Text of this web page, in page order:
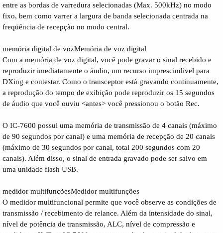
entre as bordas de varredura selecionadas (Max. 500kHz) no modo
fixo, bem como varrer a largura de banda selecionada centrada na
freqüência de recepção no modo central.
memória digital de vozMemória de voz digital
Com a memória de voz digital, você pode gravar o sinal recebido e
reproduzir imediatamente o áudio, um recurso imprescindível para
DXing e contestar. Como o transceptor está gravando continuamente,
a reprodução do tempo de exibição pode reproduzir os 15 segundos
de áudio que você ouviu <antes> você pressionou o botão Rec.
O IC-7600 possui uma memória de transmissão de 4 canais (máximo
de 90 segundos por canal) e uma memória de recepção de 20 canais
(máximo de 30 segundos por canal, total 200 segundos com 20
canais). Além disso, o sinal de entrada gravado pode ser salvo em
uma unidade flash USB.
medidor multifunçõesMedidor multifunções
O medidor multifuncional permite que você observe as condições de
transmissão / recebimento de relance. Além da intensidade do sinal,
nível de potência de transmissão, ALC, nível de compressão e